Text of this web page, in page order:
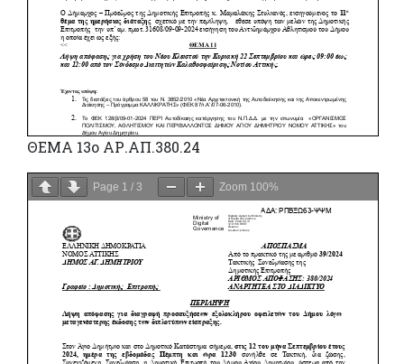
ΘΕΜΑ 13o ΑΡ.ΑΠ.380.24
Page 1 / 3 Zoom 100%